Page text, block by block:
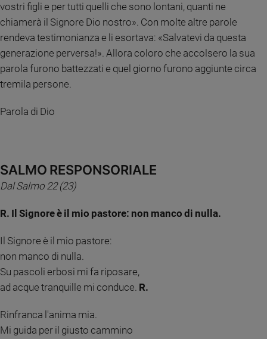
Società
e
valori
Ambiente
Volontariato
Diritti
Caso
della
settimana
Diversità
inclusione
Costume
Cultura
Sanremo
vostri figli e per tutti quelli che sono lontani, quanti ne
chiamerà il Signore Dio nostro». Con molte altre parole
rendeva testimonianza e li esortava: «Salvatevi da questa
generazione perversa!». Allora coloro che accolsero la sua
parola furono battezzati e quel giorno furono aggiunte circa
tremila persone.
Parola di Dio
SALMO RESPONSORIALE
Dal Salmo 22 (23)
R. Il Signore è il mio pastore: non manco di nulla.
Il Signore è il mio pastore:
non manco di nulla.
Su pascoli erbosi mi fa riposare,
ad acque tranquille mi conduce. R.
Rinfranca l'anima mia.
Mi guida per il giusto cammino